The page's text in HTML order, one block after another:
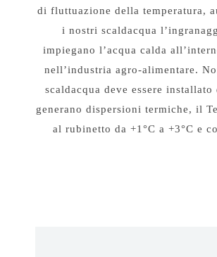
di fluttuazione della temperatura,
i nostri scaldacqua
impiegano l’acqua calda
nell’industria agro-alimentare.
scaldacqua deve essere
generano dispersioni termiche, il
al rubinetto da +1°C a +3°C e